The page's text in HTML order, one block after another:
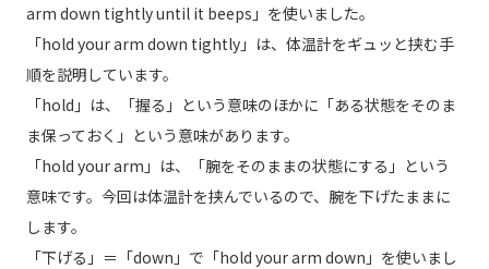
arm down tightly until it beeps」を使いました。
「hold your arm down tightly」は、体温計をギュッと挟む手
順を説明しています。
「hold」は、「握る」という意味のほかに「ある状態をそのま
ま保っておく」という意味があります。
「hold your arm」は、「腕をそのままの状態にする」という
意味です。今回は体温計を挟んでいるので、腕を下げたままに
します。
「下げる」＝「down」で「hold your arm down」を使いまし